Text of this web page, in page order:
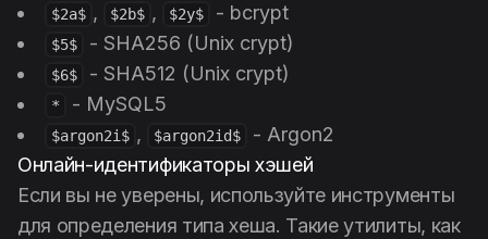
$2a$ , $2b$ , $2y$ - bcrypt
$5$ - SHA256 (Unix crypt)
$6$ - SHA512 (Unix crypt)
* - MySQL5
$argon2i$ , $argon2id$
- Argon2
Онлайн-идентификаторы хэшей
Если вы не уверены, используйте инструменты
для определения типа хеша. Такие утилиты, как